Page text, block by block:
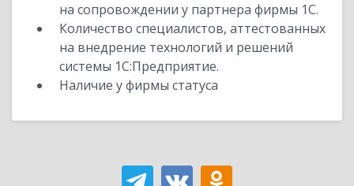
на сопровождении у партнера фирмы 1С.
Количество специалистов, аттестованных
на внедрение технологий и решений
системы 1С:Предприятие.
Наличие у фирмы статуса